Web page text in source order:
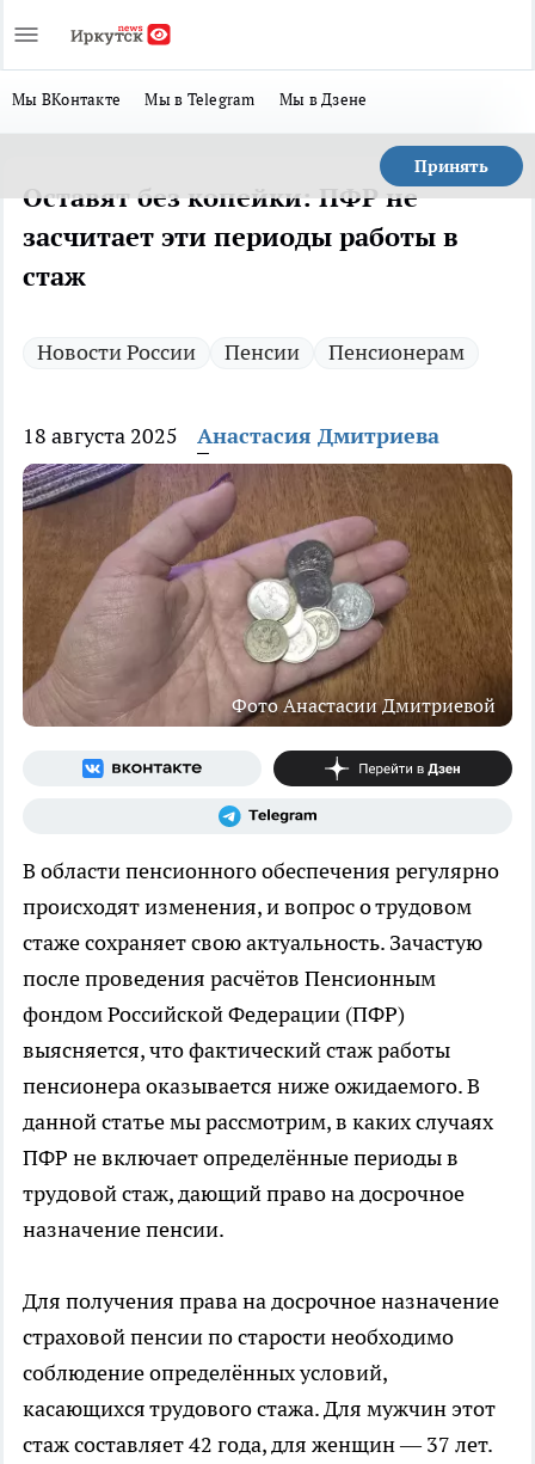
Мы ВКонтакте Мы в Telegram Мы в Дзене
Принять
Оставят без копейки: ПФР не
засчитает эти периоды работы в
стаж
Новости России Пенсии Пенсионерам
18 августа 2025 Анастасия Дмитриева
Фото Анастасии Дмитриевой
В области пенсионного обеспечения регулярно
происходят изменения, и вопрос о трудовом
стаже сохраняет свою актуальность. Зачастую
после проведения расчётов Пенсионным
фондом Российской Федерации (ПФР)
выясняется, что фактический стаж работы
пенсионера оказывается ниже ожидаемого. В
данной статье мы рассмотрим, в каких случаях
ПФР не включает определённые периоды в
трудовой стаж, дающий право на досрочное
назначение пенсии.
Для получения права на досрочное назначение
страховой пенсии по старости необходимо
соблюдение определённых условий,
касающихся трудового стажа. Для мужчин этот
стаж составляет 42 года, для женщин — 37 лет.